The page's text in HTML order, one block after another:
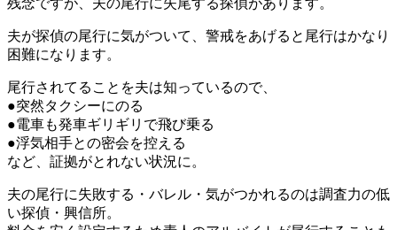
残念ですが、夫の尾行に失尾する探偵があります。
夫が探偵の尾行に気がついて、警戒をあげると尾行はかなり
困難になります。
尾行されてることを夫は知っているので、
●突然タクシーにのる
●電車も発車ギリギリで飛び乗る
●浮気相手との密会を控える
など、証拠がとれない状況に。
夫の尾行に失敗する・バレル・気がつかれるのは調査力の低
い探偵・興信所。